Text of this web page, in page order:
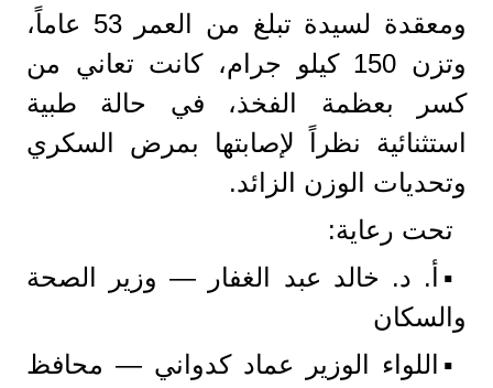
ومعقدة لسيدة تبلغ من العمر 53 عاماً،
وتزن 150 كيلو جرام، كانت تعاني من
كسر بعظمة الفخذ، في حالة طبية
استثنائية نظراً لإصابتها بمرض السكري
وتحديات الوزن الزائد.
​تحت رعاية:
▪️أ. د. خالد عبد الغفار — وزير الصحة
والسكان
▪️اللواء الوزير عماد كدواني — محافظ